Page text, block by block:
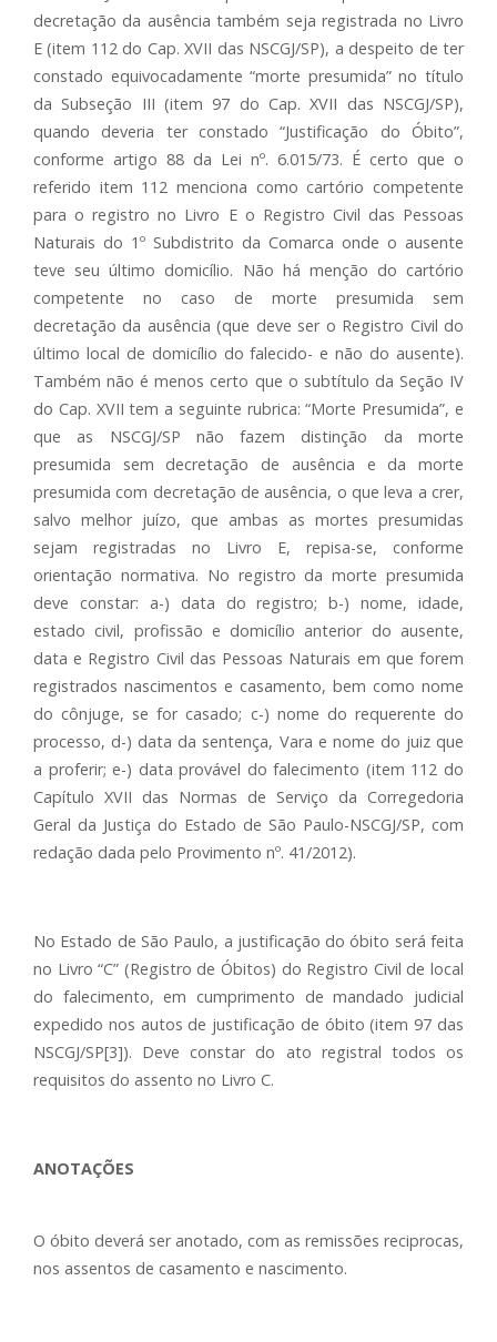
decretação da ausência também seja registrada no Livro
E (item 112 do Cap. XVII das NSCGJ/SP), a despeito de ter
constado equivocadamente “morte presumida” no título
da Subseção III (item 97 do Cap. XVII das NSCGJ/SP),
quando deveria ter constado “Justificação do Óbito”,
conforme artigo 88 da Lei nº. 6.015/73. É certo que o
referido item 112 menciona como cartório competente
para o registro no Livro E o Registro Civil das Pessoas
Naturais do 1º Subdistrito da Comarca onde o ausente
teve seu último domicílio. Não há menção do cartório
competente no caso de morte presumida sem
decretação da ausência (que deve ser o Registro Civil do
último local de domicílio do falecido- e não do ausente).
Também não é menos certo que o subtítulo da Seção IV
do Cap. XVII tem a seguinte rubrica: “Morte Presumida”, e
que as NSCGJ/SP não fazem distinção da morte
presumida sem decretação de ausência e da morte
presumida com decretação de ausência, o que leva a crer,
salvo melhor juízo, que ambas as mortes presumidas
sejam registradas no Livro E, repisa-se, conforme
orientação normativa. No registro da morte presumida
deve constar: a-) data do registro; b-) nome, idade,
estado civil, profissão e domicílio anterior do ausente,
data e Registro Civil das Pessoas Naturais em que forem
registrados nascimentos e casamento, bem como nome
do cônjuge, se for casado; c-) nome do requerente do
processo, d-) data da sentença, Vara e nome do juiz que
a proferir; e-) data provável do falecimento (item 112 do
Capítulo XVII das Normas de Serviço da Corregedoria
Geral da Justiça do Estado de São Paulo-NSCGJ/SP, com
redação dada pelo Provimento nº. 41/2012).
No Estado de São Paulo, a justificação do óbito será feita
no Livro “C” (Registro de Óbitos) do Registro Civil de local
do falecimento, em cumprimento de mandado judicial
expedido nos autos de justificação de óbito (item 97 das
NSCGJ/SP[3]). Deve constar do ato registral todos os
requisitos do assento no Livro C.
ANOTAÇÕES
O óbito deverá ser anotado, com as remissões reciprocas,
nos assentos de casamento e nascimento.